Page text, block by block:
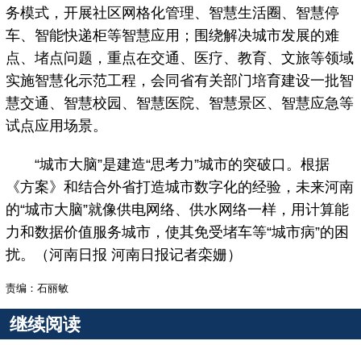
务模式，开展社区网格化管理、智慧生活圈、智慧停
车、智能快递柜等智慧应用；围绕解决城市发展的难
点、堵点问题，重点在交通、医疗、教育、文旅等领域
实施智慧化示范工程，会同省有关部门培育建设一批智
慧交通、智慧校园、智慧医院、智慧景区、智慧应急等
试点应用场景。
“城市大脑”是建造“思考力”城市的突破口。根据
《方案》和结合外省打造城市数字化的经验，未来河南
的“城市大脑”就像供电网络、供水网络一样，用计算能
力和数据价值服务城市，使其免受堵车等“城市病”的困
扰。（河南日报 河南日报记者栾姗）
责编：石丽敏
继续阅读